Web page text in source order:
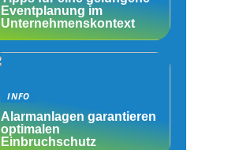
Eventplanung im
Unternehmenskontext
INFO
Alarmanlagen garantieren
optimalen
Einbruchschutz